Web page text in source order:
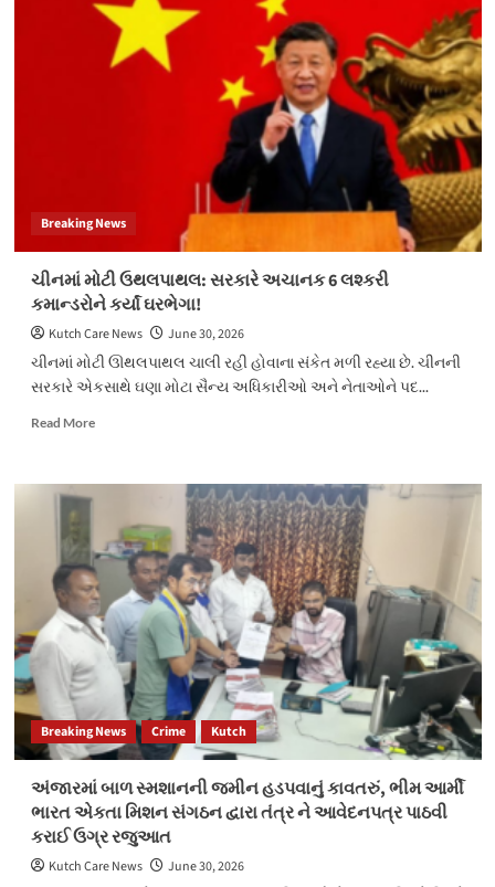
નવા
ચેહરા
Breaking News
ચીનમાં મોટી ઉથલપાથલ: સરકારે અચાનક 6 લશ્કરી
કમાન્ડરોને કર્યાં ઘરભેગા!
Kutch Care News
June 30, 2026
ચીનમાં મોટી ઊથલપાથલ ચાલી રહી હોવાના સંકેત મળી રહ્યા છે. ચીનની
સરકારે એકસાથે ઘણા મોટા સૈન્ય અધિકારીઓ અને નેતાઓને પદ...
Read MoreRead
ચીનમાં
ઉથલપાથલ:
સરકારે
અચાનક
6
લશ્કરી
કમાન્ડરોને
કર્યાં
ઘરભેગા!
Breaking News Crime Kutch
અંજારમાં બાળ સ્મશાનની જમીન હડપવાનું કાવતરું, ભીમ આર્મી
ભારત એકતા મિશન સંગઠન દ્વારા તંત્ર ને આવેદનપત્ર પાઠવી
કરાઈ ઉગ્ર રજુઆત
Kutch Care News
June 30, 2026